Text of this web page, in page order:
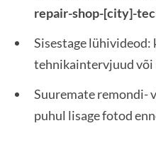
repair-shop-[city]-
Sisestage lühivideod:
tehnikaintervjuud või
Suuremate remondi-
puhul lisage fotod